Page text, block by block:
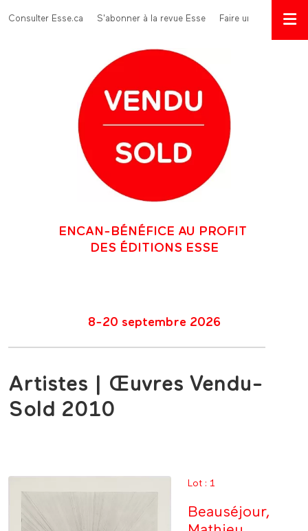
Menu Top
Consulter Esse.ca S'abonner à la revue Esse Faire un don
ENCAN-BÉNÉFICE AU PROFIT
DES ÉDITIONS ESSE
8-20 septembre 2026
Artistes | Œuvres Vendu-
Sold 2010
Lot : 1
Beauséjour,